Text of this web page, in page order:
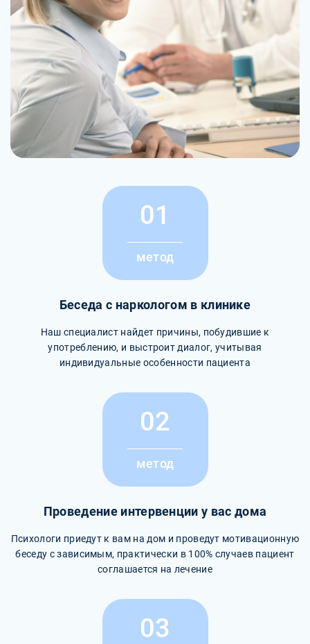
01
метод
Беседа с наркологом в клинике
Наш специалист найдет причины, побудившие к
употреблению, и выстроит диалог, учитывая
индивидуальные особенности пациента
02
метод
Проведение интервенции у вас дома
Психологи приедут к вам на дом и проведут мотивационную
беседу с зависимым, практически в 100% случаев пациент
соглашается на лечение
03